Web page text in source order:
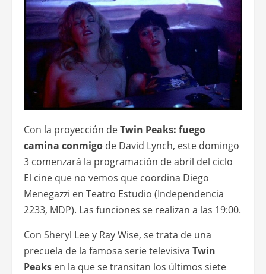
Con la proyección deTwin Peaks: fuego
camina conmigo de David Lynch, este domingo
3 comenzará la programación de abril del ciclo
El cine que no vemos que coordina Diego
Menegazzi en Teatro Estudio (Independencia
2233, MDP). Las funciones se realizan a las 19:00.
Con Sheryl Lee y Ray Wise, se trata de una
precuela de la famosa serie televisiva Twin
Peaks en la que se transitan los últimos siete